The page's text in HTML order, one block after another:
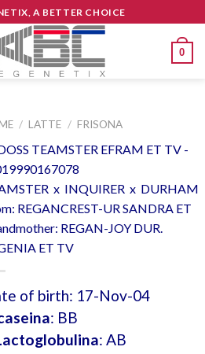
A BETTER CHOICE
0
/ LATTE / FRISONA
TEAMSTER EFRAM ET TV -
x INQUIRER x DURHAM
REGANCREST-UR SANDRA ET
REGAN-JOY DUR.
ET TV
of birth: 17-Nov-04
: BB
: AB